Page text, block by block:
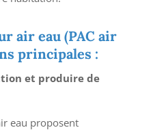
air eau (PAC air
principales :
et produire de
eau proposent